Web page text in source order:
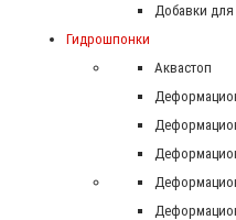
Добавки
Гидрошпонки
Аквастоп